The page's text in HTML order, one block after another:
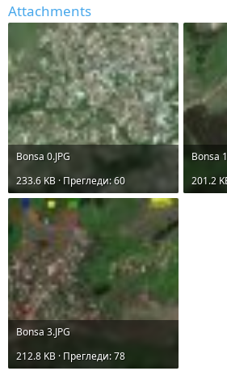
Attachments
Bonsa 0.JPG
233.6 KB · Прегледи: 60
Bonsa
201.2
Bonsa 3.JPG
212.8 KB · Прегледи: 78